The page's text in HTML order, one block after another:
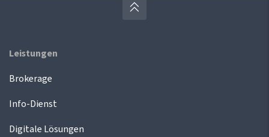
Leistungen
Brokerage
Info-Dienst
Digitale Lösungen